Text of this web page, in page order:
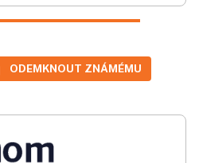
ODEMKNOUT ZNÁMÉMU